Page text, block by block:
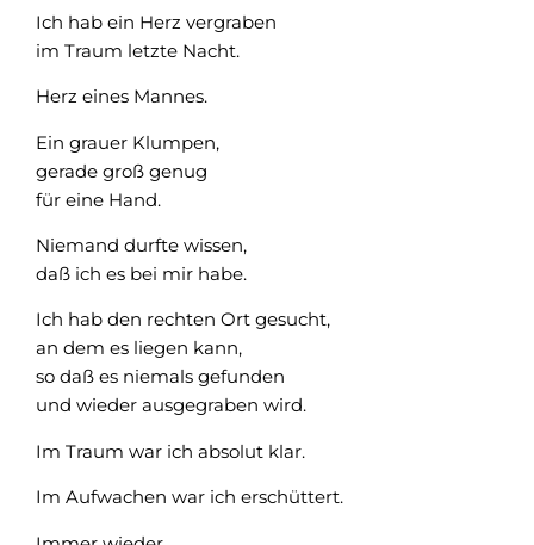
Ich hab ein Herz vergraben
im Traum letzte Nacht.
Herz eines Mannes.
Ein grauer Klumpen,
gerade groß genug
für eine Hand.
Niemand durfte wissen,
daß ich es bei mir habe.
Ich hab den rechten Ort gesucht,
an dem es liegen kann,
so daß es niemals gefunden
und wieder ausgegraben wird.
Im Traum war ich absolut klar.
Im Aufwachen war ich erschüttert.